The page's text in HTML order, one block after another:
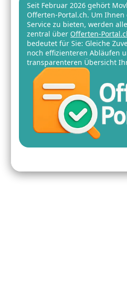
Seit Februar 2026 gehört
Offerten-Portal.ch. Um
Service zu bieten, werden
zentral über Offerten-
bedeutet für Sie: Gleiche
noch effizienteren Abläufen
transparenteren Übersicht